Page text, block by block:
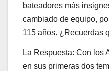
bateadores más
cambiado de equipo,
115 años. ¿Recuerdas
La Respuesta: Con los
en sus primeras dos